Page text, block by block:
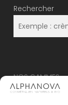
Rechercher
NOS GAMMES
NOUVEAU –